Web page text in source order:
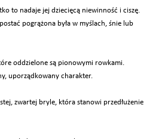
to nadaje jej dziecięcą niewinność i ciszę.
pogrążona była w myślach, śnie lub
oddzielone są pionowymi rowkami.
uporządkowany charakter.
zwartej bryle, która stanowi przedłużenie